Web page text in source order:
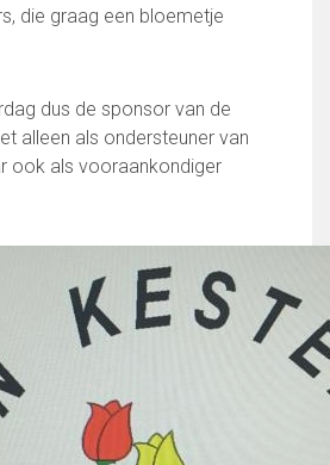
die graag een bloemetje
dus de sponsor van de
alleen als ondersteuner van
ook als vooraankondiger